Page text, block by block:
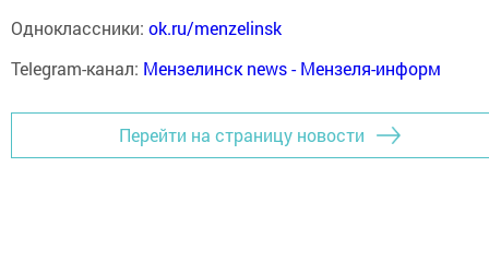
Одноклассники: ok.ru/menzelinsk
Telegram-канал: Мензелинск news - Мензеля-информ
Перейти на страницу новости